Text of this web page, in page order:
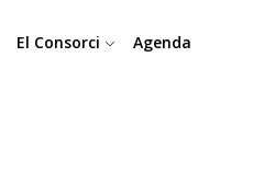
El Consorci Agenda